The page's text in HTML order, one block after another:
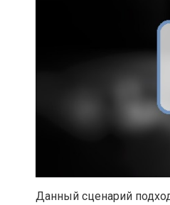
Данный сценарий